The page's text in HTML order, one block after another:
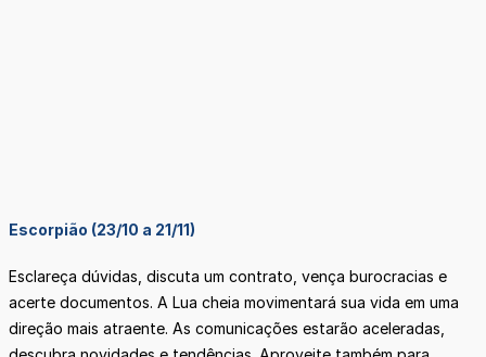
Escorpião (23/10 a 21/11)
Esclareça dúvidas, discuta um contrato, vença burocracias e
acerte documentos. A Lua cheia movimentará sua vida em uma
direção mais atraente. As comunicações estarão aceleradas,